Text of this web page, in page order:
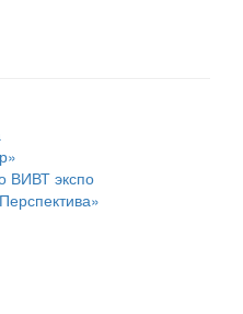
ВИВТ экспо